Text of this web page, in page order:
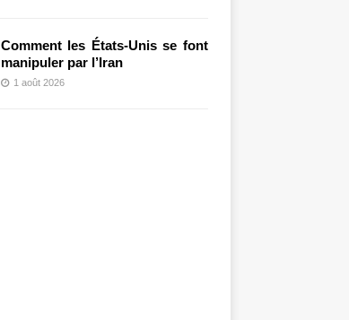
Comment les États-Unis se font
manipuler par l’Iran
1 août 2026